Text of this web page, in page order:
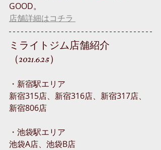
GOOD。
店舗詳細はコチラ
ミライトジム店舗紹介
（2021.6.25）
・新宿駅エリア
新宿315店、新宿316店、新宿317店、
新宿806店
・池袋駅エリア
池袋A店、池袋B店